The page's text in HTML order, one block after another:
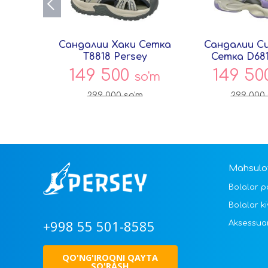
Сандалии Хаки Сетка
T8818 Persey
149 500 so'm
299 000so'm
Сандалии
Сетка
149
299 000
+998 55 501-8585
QO'NG'IROQNI QAYTA
SO'RASH
Bolalar
Bolalar